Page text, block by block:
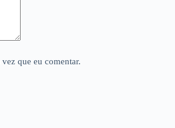
que eu comentar.